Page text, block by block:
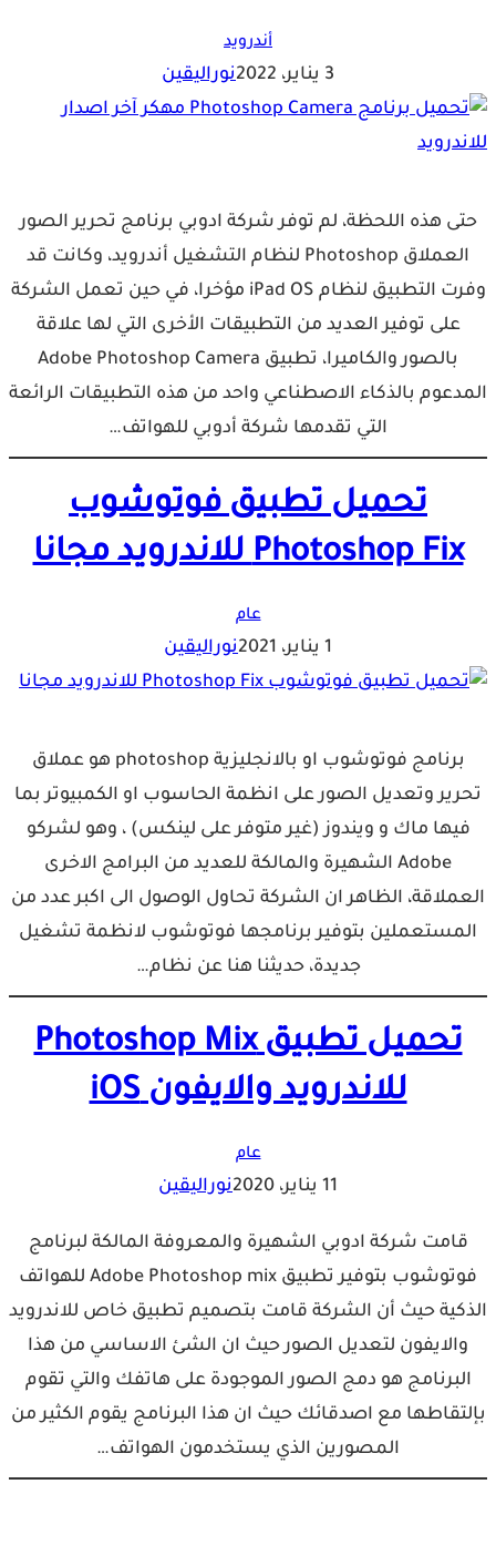
أندرويد
3 يناير، 2022 نوراليقين
حتى هذه اللحظة، لم توفر شركة ادوبي برنامج تحرير الصور
العملاق Photoshop لنظام التشغيل أندرويد، وكانت قد
وفرت التطبيق لنظام iPad OS مؤخرا، في حين تعمل الشركة
على توفير العديد من التطبيقات الأخرى التي لها علاقة
بالصور والكاميرا، تطبيق Adobe Photoshop Camera
المدعوم بالذكاء الاصطناعي واحد من هذه التطبيقات الرائعة
التي تقدمها شركة أدوبي للهواتف…
تحميل تطبيق فوتوشوب
Photoshop Fix للاندرويد مجانا
عام
1 يناير، 2021 نوراليقين
برنامج فوتوشوب او بالانجليزية photoshop هو عملاق
تحرير وتعديل الصور على انظمة الحاسوب او الكمبيوتر بما
فيها ماك و ويندوز (غير متوفر على لينكس) ، وهو لشركو
Adobe الشهيرة والمالكة للعديد من البرامج الاخرى
العملاقة، الظاهر ان الشركة تحاول الوصول الى اكبر عدد من
المستعملين بتوفير برنامجها فوتوشوب لانظمة تشغيل
جديدة، حديثنا هنا عن نظام…
تحميل تطبيق Photoshop Mix
للاندرويد والايفون iOS
عام
11 يناير، 2020 نوراليقين
قامت شركة ادوبي الشهيرة والمعروفة المالكة لبرنامج
فوتوشوب بتوفير تطبيق Adobe Photoshop mix للهواتف
الذكية حيث أن الشركة قامت بتصميم تطبيق خاص للاندرويد
والايفون لتعديل الصور حيث ان الشئ الاساسي من هذا
البرنامج هو دمج الصور الموجودة على هاتفك والتي تقوم
بإلتقاطها مع اصدقائك حيث ان هذا البرنامج يقوم الكثير من
المصورين الذي يستخدمون الهواتف…